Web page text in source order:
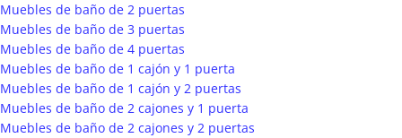
Muebles de baño de 2 puertas
Muebles de baño de 3 puertas
Muebles de baño de 4 puertas
Muebles de baño de 1 cajón y 1 puerta
Muebles de baño de 1 cajón y 2 puertas
Muebles de baño de 2 cajones y 1 puerta
Muebles de baño de 2 cajones y 2 puertas